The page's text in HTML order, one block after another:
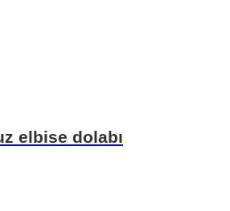
elbise dolabı